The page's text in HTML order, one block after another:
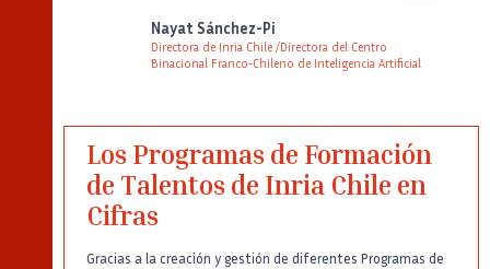
Nayat Sánchez-Pi
Directora de Inria Chile /Directora del Centro
Binacional Franco-Chileno de Inteligencia Artificial
Los Programas de Formación
de Talentos de Inria Chile en
Cifras
Gracias a la creación y gestión de diferentes Programas de